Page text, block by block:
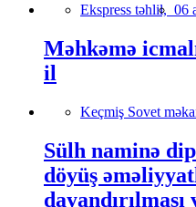
Ekspress təhlil, 06
Məhkəmə
il
Keçmiş Sovet
Sülh naminə
döyüş
dayandırılması